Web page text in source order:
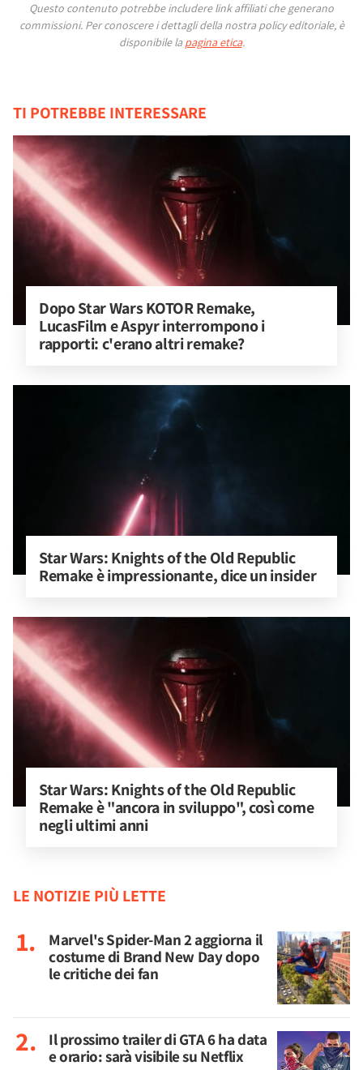
Questo contenuto potrebbe includere link affiliati che generano
commissioni. Per conoscere i dettagli della nostra policy editoriale, è
disponibile la pagina etica.
TI POTREBBE INTERESSARE
Dopo Star Wars KOTOR Remake,
LucasFilm e Aspyr interrompono i
rapporti: c'erano altri remake?
Star Wars: Knights of the Old Republic
Remake è impressionante, dice un insider
Star Wars: Knights of the Old Republic
Remake è "ancora in sviluppo", così come
negli ultimi anni
LE NOTIZIE PIÙ LETTE
Marvel's Spider-Man 2 aggiorna il
costume di Brand New Day dopo
le critiche dei fan
Il prossimo trailer di GTA 6 ha data
e orario: sarà visibile su Netflix